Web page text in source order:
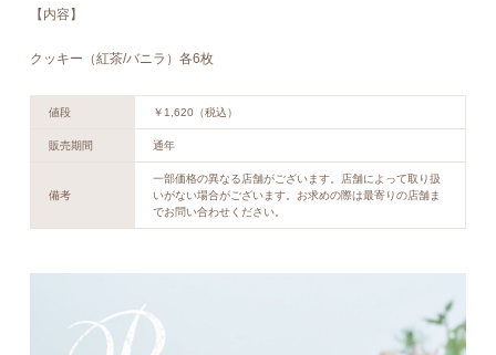
【内容】
クッキー（紅茶/バニラ）各6枚
値段 ￥1,620（税込）
販売期間 通年
備考
一部価格の異なる店舗がございます。店舗によって取り扱
いがない場合がございます。お求めの際は最寄りの店舗ま
でお問い合わせください。